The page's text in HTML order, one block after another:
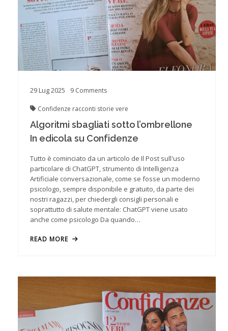
29Lug2025 9 Comments
Confidenze racconti storie vere
Algoritmi sbagliati sotto l’ombrellone
In edicola su Confidenze
Tutto è cominciato da un articolo de Il Post sull'uso
particolare di ChatGPT, strumento di Intelligenza
Artificiale conversazionale, come se fosse un moderno
psicologo, sempre disponibile e gratuito, da parte dei
nostri ragazzi, per chiedergli consigli personali e
soprattutto di salute mentale: ChatGPT viene usato
anche come psicologo Da quando…
READ MORE